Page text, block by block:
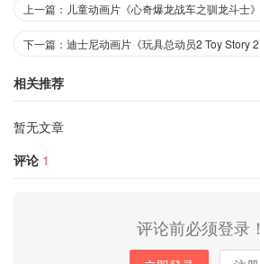
相关推荐
暂无文章
评论 1
评论前必须登录！